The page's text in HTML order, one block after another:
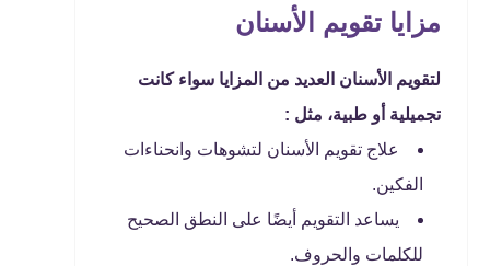
مزايا تقويم الأسنان
لتقويم الأسنان العديد من المزايا سواء كانت
تجميلية أو طبية، مثل :
علاج تقويم الأسنان لتشوهات وانحناءات
الفكين.
يساعد التقويم أيضًا على النطق الصحيح
للكلمات والحروف.